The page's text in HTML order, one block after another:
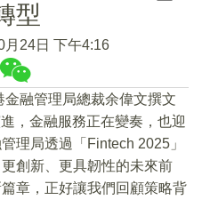
型
月24日 下午4:16
金融管理局總裁余偉文撰文
，金融服務正在變奏，也迎
理局透過「Fintech 2025」
創新、更具韌性的未來前
章，正好讓我們回顧策略背